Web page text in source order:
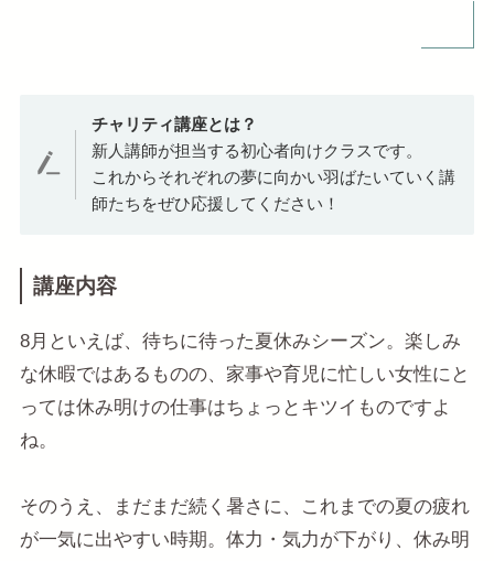
チャリティ講座とは？
新人講師が担当する初心者向けクラスです。
これからそれぞれの夢に向かい羽ばたいていく講
師たちをぜひ応援してください！
講座内容
8月といえば、待ちに待った夏休みシーズン。楽しみ
な休暇ではあるものの、家事や育児に忙しい女性にと
っては休み明けの仕事はちょっとキツイものですよ
ね。
そのうえ、まだまだ続く暑さに、これまでの夏の疲れ
が一気に出やすい時期。体力・気力が下がり、休み明